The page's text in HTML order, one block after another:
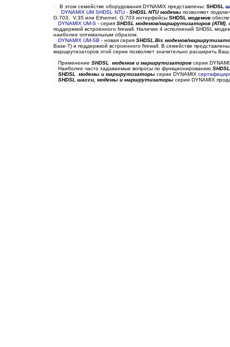
В этом семействе оборудования DYNAMIX представлены: SHDSL
DYNAMIX UM SHDSL NTU - SHDSL NTU модемы позволяют
G.703, V.35 или Ethernet. G.703 интерфейсы SHDSL модемов
DYNAMIX UM-S - серия SHDSL модемов/маршрутизаторов (ATM)
поддержкой встроенного firewall. Наличие 4 исполнений SHDSL
наиболее оптимальным образом.
DYNAMIX UM-SB - новая серия SHDSL.Bis модемов/
Base-T) и поддержкой встроенного firewall. В семействе
маршрутизаторов этой серии позволяет значительно расширить
Применение SHDSL модемов и маршрутизаторов серии
Наиболее часто задаваемые вопросы по функционированию
SHDSL модемы и маршрутизаторы серии DYNAMIX
SHDSL шасси, модемы и маршрутизаторы серии DYNAMIX